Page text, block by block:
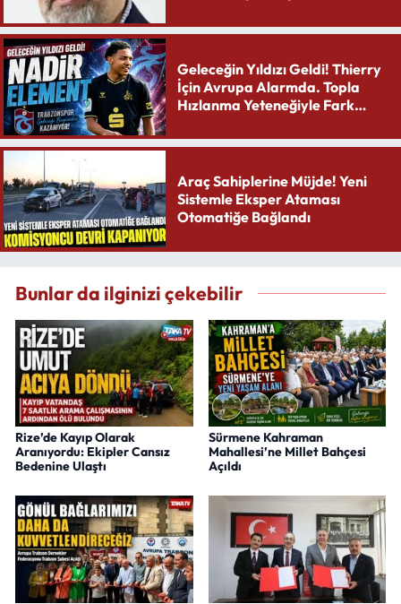
Geleceğin Yıldızı Geldi! Thierry
İçin Avrupa Alarmda. Topla
Hızlanma Yeteneğiyle Fark
Araç Sahiplerine Müjde! Yeni
Sistemle Eksper Ataması
Otomatiğe Bağlandı
Bunlar da ilginizi çekebilir
Rize’de Kayıp Olarak
Aranıyordu: Ekipler Cansız
Bedenine Ulaştı
Sürmene Kahraman
Mahallesi’ne Millet Bahçesi
Açıldı